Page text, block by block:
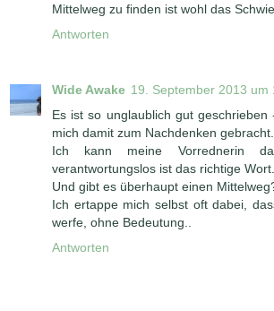
Mittelweg zu finden ist wohl das
Antworten
Wide Awake 19. September 2013 um
Es ist so unglaublich gut
mich damit zum Nachdenken gebracht.
Ich kann meine Vorrednerin
verantwortungslos ist das richtige Wort.
Und gibt es überhaupt einen
Ich ertappe mich selbst oft dabei,
werfe, ohne Bedeutung..
Antworten